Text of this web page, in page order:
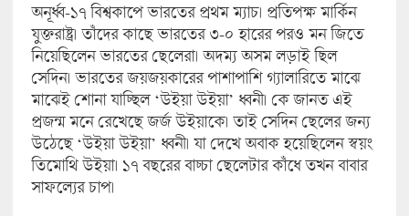
অনূর্ধ্ব-১৭ বিশ্বকাপে ভারতের প্রথম ম্যাচ। প্রতিপক্ষ মার্কিন
যুক্তরাষ্ট্র। তাঁদের কাছে ভারতের ৩-০ হারের পরও মন জিতে
নিয়েছিলেন ভারতের ছেলেরা। অদম্য অসম লড়াই ছিল
সেদিন। ভারতের জয়জয়কারের পাশাপাশি গ্যালারিতে মাঝে
মাঝেই শোনা যাচ্ছিল ‘উইয়া উইয়া’ ধ্বনী। কে জানত এই
প্রজন্ম মনে রেখেছে জর্জ উইয়াকে। তাই সেদিন ছেলের জন্য
উঠেছে ‘উইয়া উইয়া’ ধ্বনী। যা দেখে অবাক হয়েছিলেন স্বয়ং
তিমোথি উইয়া। ১৭ বছরের বাচ্চা ছেলেটার কাঁধে তখন বাবার
সাফল্যের চাপ।